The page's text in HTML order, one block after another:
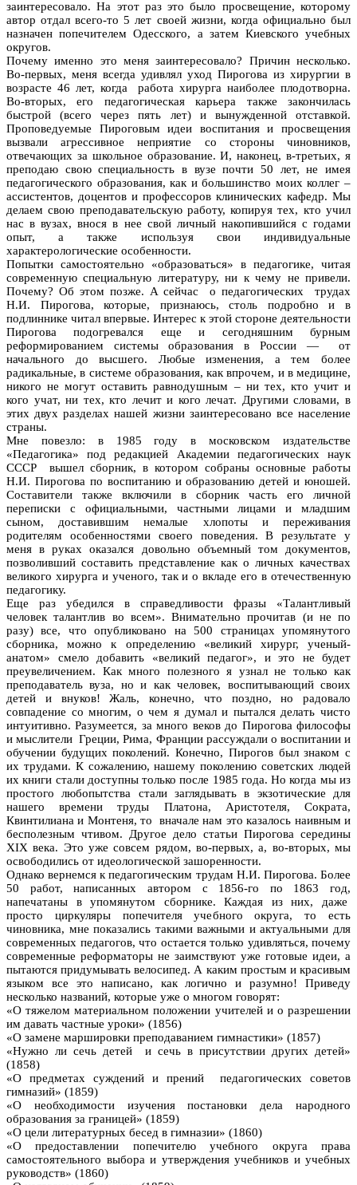
заинтересовало. На этот раз это было просвещение, которому
автор отдал всего-то 5 лет своей жизни, когда официально был
назначен попечителем Одесского, а затем Киевского учебных
округов.
Почему именно это меня заинтересовало? Причин несколько.
Во-первых, меня всегда удивлял уход Пирогова из хирургии в
возрасте 46 лет, когда работа хирурга наиболее плодотворна.
Во-вторых, его педагогическая карьера также закончилась
быстрой (всего через пять лет) и вынужденной отставкой.
Проповедуемые Пироговым идеи воспитания и просвещения
вызвали агрессивное неприятие со стороны чиновников,
отвечающих за школьное образование. И, наконец, в-третьих, я
преподаю свою специальность в вузе почти 50 лет, не имея
педагогического образования, как и большинство моих коллег –
ассистентов, доцентов и профессоров клинических кафедр. Мы
делаем свою преподавательскую работу, копируя тех, кто учил
нас в вузах, внося в нее свой личный накопившийся с годами
опыт, а также используя свои индивидуальные
характерологические особенности.
Попытки самостоятельно «образоваться» в педагогике, читая
современную специальную литературу, ни к чему не привели.
Почему? Об этом позже. А сейчас о педагогических трудах
Н.И. Пирогова, которые, признаюсь, столь подробно и в
подлиннике читал впервые. Интерес к этой стороне деятельности
Пирогова подогревался еще и сегодняшним бурным
реформированием системы образования в России — от
начального до высшего. Любые изменения, а тем более
радикальные, в системе образования, как впрочем, и в медицине,
никого не могут оставить равнодушным – ни тех, кто учит и
кого учат, ни тех, кто лечит и кого лечат. Другими словами, в
этих двух разделах нашей жизни заинтересовано все население
страны.
Мне повезло: в 1985 году в московском издательстве
«Педагогика» под редакцией Академии педагогических наук
СССР вышел сборник, в котором собраны основные работы
Н.И. Пирогова по воспитанию и образованию детей и юношей.
Составители также включили в сборник часть его личной
переписки с официальными, частными лицами и младшим
сыном, доставившим немалые хлопоты и переживания
родителям особенностями своего поведения. В результате у
меня в руках оказался довольно объемный том документов,
позволивший составить представление как о личных качествах
великого хирурга и ученого, так и о вкладе его в отечественную
педагогику.
Еще раз убедился в справедливости фразы «Талантливый
человек талантлив во всем». Внимательно прочитав (и не по
разу) все, что опубликовано на 500 страницах упомянутого
сборника, можно к определению «великий хирург, ученый-
анатом» смело добавить «великий педагог», и это не будет
преувеличением. Как много полезного я узнал не только как
преподаватель вуза, но и как человек, воспитывающий своих
детей и внуков! Жаль, конечно, что поздно, но радовало
совпадение со многим, о чем я думал и пытался делать чисто
интуитивно. Разумеется, за много веков до Пирогова философы
и мыслители Греции, Рима, Франции рассуждали о воспитании и
обучении будущих поколений. Конечно, Пирогов был знаком с
их трудами. К сожалению, нашему поколению советских людей
их книги стали доступны только после 1985 года. Но когда мы из
простого любопытства стали заглядывать в экзотические для
нашего времени труды Платона, Аристотеля, Сократа,
Квинтилиана и Монтеня, то вначале нам это казалось наивным и
бесполезным чтивом. Другое дело статьи Пирогова середины
XIX века. Это уже совсем рядом, во-первых, а, во-вторых, мы
освободились от идеологической зашоренности.
Однако вернемся к педагогическим трудам Н.И. Пирогова. Более
50 работ, написанных автором с 1856-го по 1863 год,
напечатаны в упомянутом сборнике. Каждая из них, даже
просто циркуляры попечителя учебного округа, то есть
чиновника, мне показались такими важными и актуальными для
современных педагогов, что остается только удивляться, почему
современные реформаторы не заимствуют уже готовые идеи, а
пытаются придумывать велосипед. А каким простым и красивым
языком все это написано, как логично и разумно! Приведу
несколько названий, которые уже о многом говорят:
«О тяжелом материальном положении учителей и о разрешении
им давать частные уроки» (1856)
«О замене маршировки преподаванием гимнастики» (1857)
«Нужно ли сечь детей и сечь в присутствии других детей»
(1858)
«О предметах суждений и прений педагогических советов
гимназий» (1859)
«О необходимости изучения постановки дела народного
образования за границей» (1859)
«О цели литературных бесед в гимназии» (1860)
«О предоставлении попечителю учебного округа права
самостоятельного выбора и утверждения учебников и учебных
руководств» (1860)